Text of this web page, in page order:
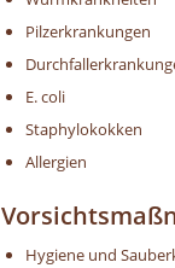
Pilzerkrankungen
E. coli
Staphylokokken
Allergien
Hygiene und